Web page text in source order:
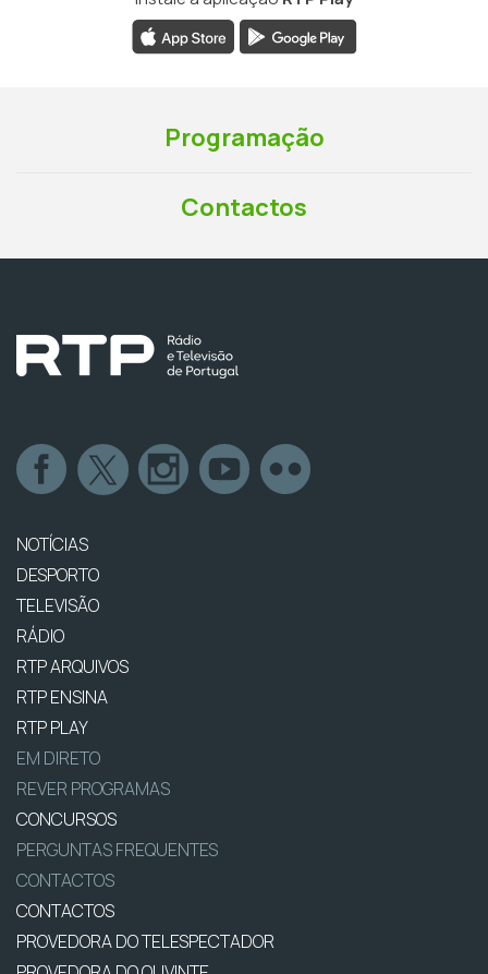
Programação
Contactos
NOTÍCIAS
DESPORTO
TELEVISÃO
RÁDIO
RTP ARQUIVOS
RTP ENSINA
RTP PLAY
EM DIRETO
REVER PROGRAMAS
CONCURSOS
PERGUNTAS FREQUENTES
CONTACTOS
CONTACTOS
PROVEDORA DO TELESPECTADOR